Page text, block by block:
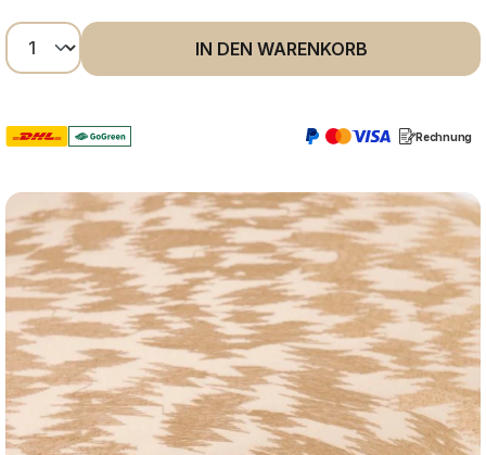
Produkt Anzahl: Gib den gewünschten
IN DEN WARENKORB
Rechnung